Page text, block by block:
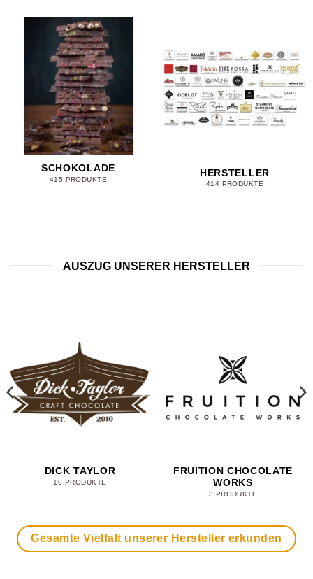
SCHOKOLADE
415 PRODUKTE
HERSTELLER
414 PRODUKTE
AUSZUG UNSERER HERSTELLER
DICK TAYLOR
10 PRODUKTE
FRUITION CHOCOLATE
WORKS
3 PRODUKTE
Gesamte Vielfalt unserer Hersteller erkunden